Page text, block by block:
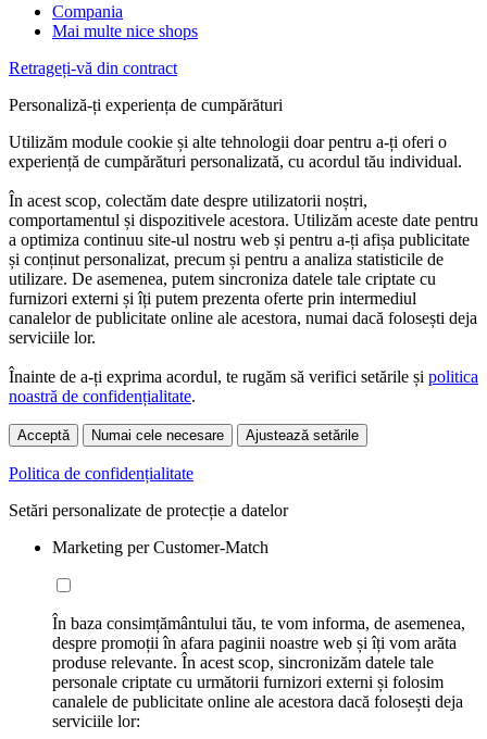
Compania
Mai multe nice shops
Retrageți-vă din contract
Personaliză-ți experiența de cumpărături
Utilizăm module cookie și alte tehnologii doar pentru a-ți oferi o
experiență de cumpărături personalizată, cu acordul tău individual.
În acest scop, colectăm date despre utilizatorii noștri,
comportamentul și dispozitivele acestora. Utilizăm aceste date pentru
a optimiza continuu site-ul nostru web și pentru a-ți afișa publicitate
și conținut personalizat, precum și pentru a analiza statisticile de
utilizare. De asemenea, putem sincroniza datele tale criptate cu
furnizori externi și îți putem prezenta oferte prin intermediul
canalelor de publicitate online ale acestora, numai dacă folosești deja
serviciile lor.
Înainte de a-ți exprima acordul, te rugăm să verifici setările și politica
noastră de confidențialitate.
Acceptă Numai cele necesare Ajustează setările
Politica de confidențialitate
Setări personalizate de protecție a datelor
Marketing per Customer-Match
În baza consimțământului tău, te vom informa, de asemenea,
despre promoții în afara paginii noastre web și îți vom arăta
produse relevante. În acest scop, sincronizăm datele tale
personale criptate cu următorii furnizori externi și folosim
canalele de publicitate online ale acestora dacă folosești deja
serviciile lor: